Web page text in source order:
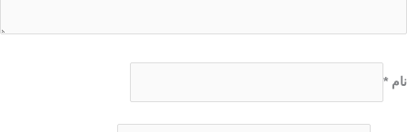
نام *